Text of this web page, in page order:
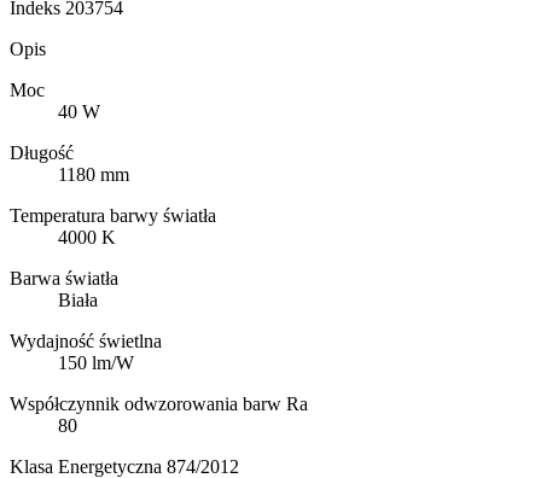
Indeks 203754
Opis
Moc
40 W
Długość
1180 mm
Temperatura barwy światła
4000 K
Barwa światła
Biała
Wydajność świetlna
150 lm/W
Współczynnik odwzorowania barw Ra
80
Klasa Energetyczna 874/2012